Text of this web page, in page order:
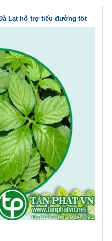
Lạt hỗ trợ tiểu đường tốt